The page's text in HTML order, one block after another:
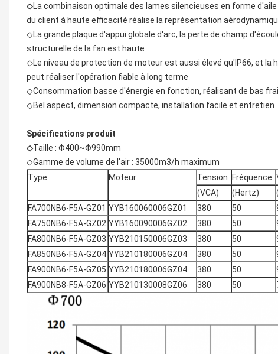
◇La combinaison optimale des lames silencieuses en forme
du client à haute efficacité réalise la représentation
◇La grande plaque d'appui globale d'arc, la perte de champ
structurelle de la fan est haute
◇Le niveau de protection de moteur est aussi élevé qu'IP66, et
peut réaliser l'opération fiable à long terme
◇Consommation basse d'énergie en fonction, réalisant de bas
◇Bel aspect, dimension compacte, installation facile et entretien
Spécifications produit
◇Taille : Φ400~Φ990mm
◇Gamme de volume de l'air : 35000m3/h maximum
Type
Moteur Tension Fréquence
(VCA)
(Hertz)
FA700NB6-F5A-GZ01 YYB160060006GZ01 380 50
FA750NB6-F5A-GZ02 YYB160090006GZ02 380 50
FA800NB6-F5A-GZ03 YYB210150006GZ03 380 50
FA850NB6-F5A-GZ04 YYB210180006GZ04 380 50
FA900NB6-F5A-GZ05 YYB210180006GZ04 380 50
FA900NB8-F5A-GZ06 YYB210130008GZ06 380 50